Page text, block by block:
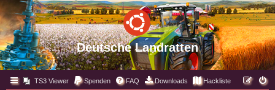
Deutsche Landratten
TS3 Viewer Spenden FAQ Downloads Hackliste